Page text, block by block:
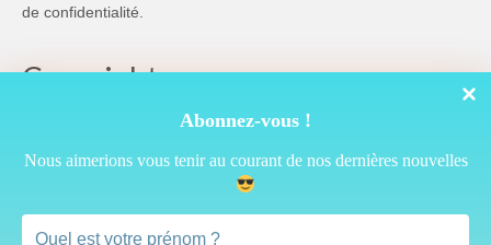
Abonnez-vous !
Nous aimerions vous tenir au courant de nos dernières nouvelles
de confidentialité
Copyright